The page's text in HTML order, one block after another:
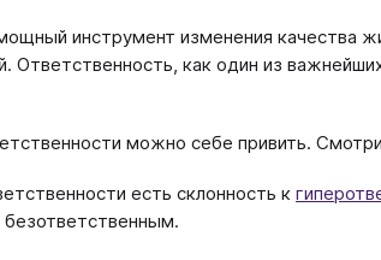
инструмент изменения качества
как один из
можно себе привить. Смотри
есть склонность к